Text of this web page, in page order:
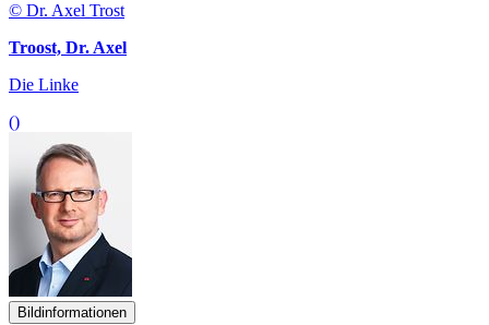
© Dr. Axel Trost
Troost, Dr. Axel
Die Linke
()
Bildinformationen